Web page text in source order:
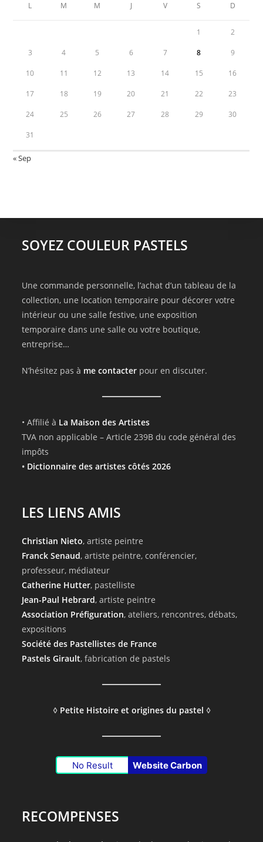
L M M J V S D
1 2
3 4 5 6 7 8 9
10 11 12 13 14 15 16
17 18 19 20 21 22 23
24 25 26 27 28 29 30
31
« Sep
SOYEZ COULEUR PASTELS
Une commande personnelle, l’achat d’un tableau de la
collection, une location temporaire pour décorer votre
intérieur ou une salle festive, une exposition
temporaire dans une salle ou votre boutique,
entreprise…
N’hésitez pas à me contacter pour en discuter.
• Affilié à La Maison des Artistes
TVA non applicable – Article 239B du code général des
impôts
• Dictionnaire des artistes côtés 2026
LES LIENS AMIS
Christian Nieto, artiste peintre
Franck Senaud, artiste peintre, conférencier,
professeur, médiateur
Catherine Hutter, pastelliste
Jean-Paul Hebrard, artiste peintre
Association Préfiguration, ateliers, rencontres, débats,
expositions
Société des Pastellistes de France
Pastels Girault, fabrication de pastels
◊ Petite Histoire et origines du pastel ◊
No Result Website Carbon
RECOMPENSES